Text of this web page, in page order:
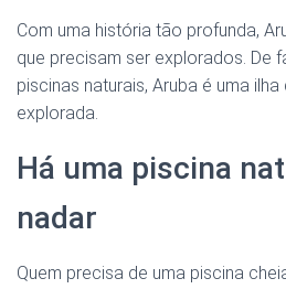
Com uma história tão profunda,
que precisam ser explorados. De
piscinas naturais, Aruba é uma
explorada.
Há uma piscina
nadar
Quem precisa de uma piscina